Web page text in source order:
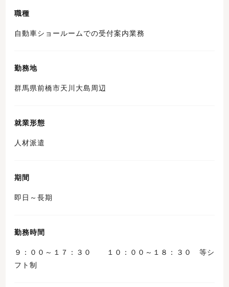
職種
自動車ショールームでの受付案内業務
勤務地
群馬県前橋市天川大島周辺
就業形態
人材派遣
期間
即日～長期
勤務時間
９：００～１７：３０ １０：００～１８：３０ 等シ
フト制